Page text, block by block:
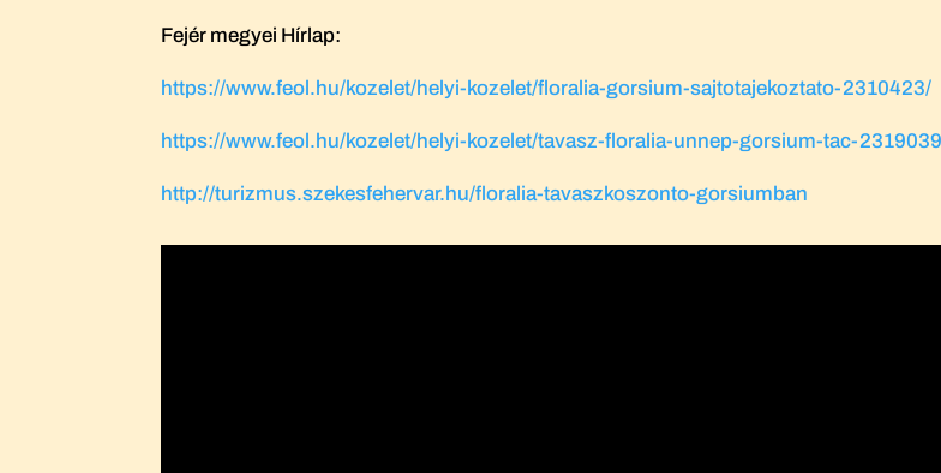
Fejér megyei Hírlap:
https://www.feol.hu/kozelet/helyi-kozelet/floralia-gorsium-sajtotajekoztato-2310423/
https://www.feol.hu/kozelet/helyi-kozelet/tavasz-floralia-unnep-gorsium-tac-
http://turizmus.szekesfehervar.hu/floralia-tavaszkoszonto-gorsiumban